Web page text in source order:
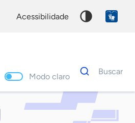
acessibilidade
Modo claro
Dados
para
Buscar
Palavra
chave